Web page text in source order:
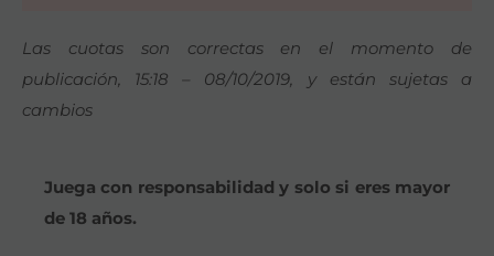
Las cuotas son correctas en el momento de
publicación, 15:18 – 08/10/2019, y están sujetas a
cambios
Juega con responsabilidad y solo si eres mayor
de 18 años.